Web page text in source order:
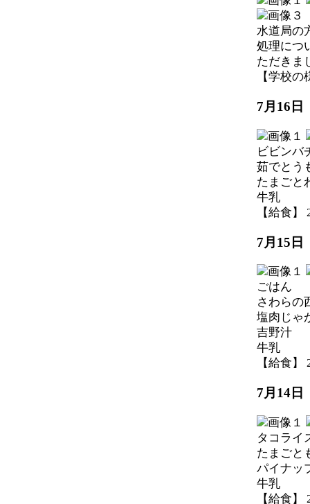
水道局の
処理につ
ただきま
【学校
7月16日
ビビンバ
茹でとう
たまごと
牛乳
【給食
7月15日
ごはん
さわらの
塩肉じゃ
吉野汁
牛乳
【給食
7月14日
タコライ
たまごと
パイナッ
牛乳
【給食